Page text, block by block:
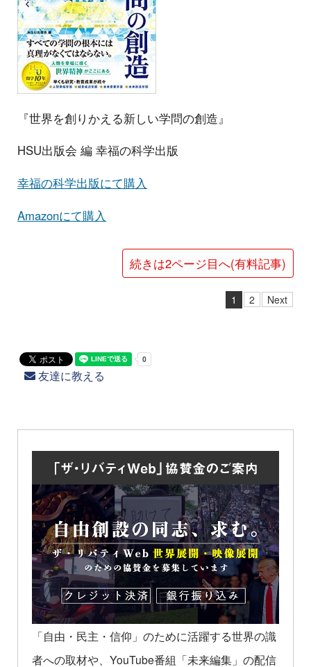
『世界を創りかえる新しい学問の創造』
HSU出版会 編 幸福の科学出版
幸福の科学出版にて購入
Amazonにて購入
続きは2ページ目へ(有料記事)
1 2 Next
友達に教える
「自由・民主・信仰」のために活躍する世界の識
者への取材や、YouTube番組「未来編集」の配信